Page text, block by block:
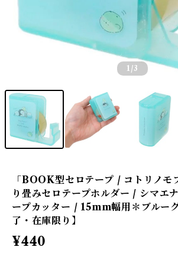
1 /3
「BOOK型セロテープ / コトリノモ
り畳みセロテープホルダー / シマエ
ープカッター / 15mm幅用＊ブルー
了・在庫限り】
¥440